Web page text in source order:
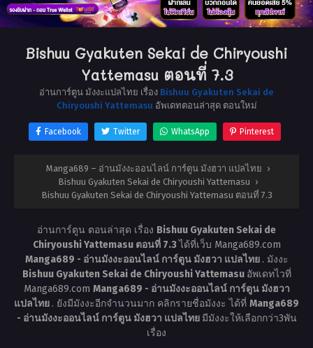
Bishuu Gyakuten Sekai de Chiryoushi
Yattemasu ตอนที่ 7.3
อ่านการ์ตูน มังงะแปลไทย เรื่อง Bishuu Gyakuten Sekai de
Chiryoushi Yattemasu อัพเดทตอนล่าสุด ตอนใหม่
Facebook Twitter WhatsApp Pinterest
Manga689 – อ่านมังงะออนไลน์ การ์ตูน มังฮวา แปลไทย ›
Bishuu Gyakuten Sekai de Chiryoushi Yattemasu ›
Bishuu Gyakuten Sekai de Chiryoushi Yattemasu ตอนที่ 7.3
อ่านการ์ตูน ตอนล่าสุด เรื่อง Bishuu Gyakuten Sekai de
Chiryoushi Yattemasu ตอนที่ 7.3ได้ที่เว็บ Manga689.com
Manga689 - อ่านมังงะออนไลน์ การ์ตูน มังฮวา แปลไทย . มังงะ
Bishuu Gyakuten Sekai de Chiryoushi Yattemasu อัพเดทไวที่
Manga689.com Manga689 - อ่านมังงะออนไลน์ การ์ตูน มังฮวา
แปลไทย . ยังมีมังงะอีกจำนวนมาก คลิกรายชื่อมังงะ ได้ที่ Manga689
- อ่านมังงะออนไลน์ การ์ตูน มังฮวา แปลไทย มีมังงะให้เลือกกว่า3พัน
เรื่อง